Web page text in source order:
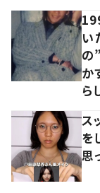
い
の
か
ら
ス
を
思